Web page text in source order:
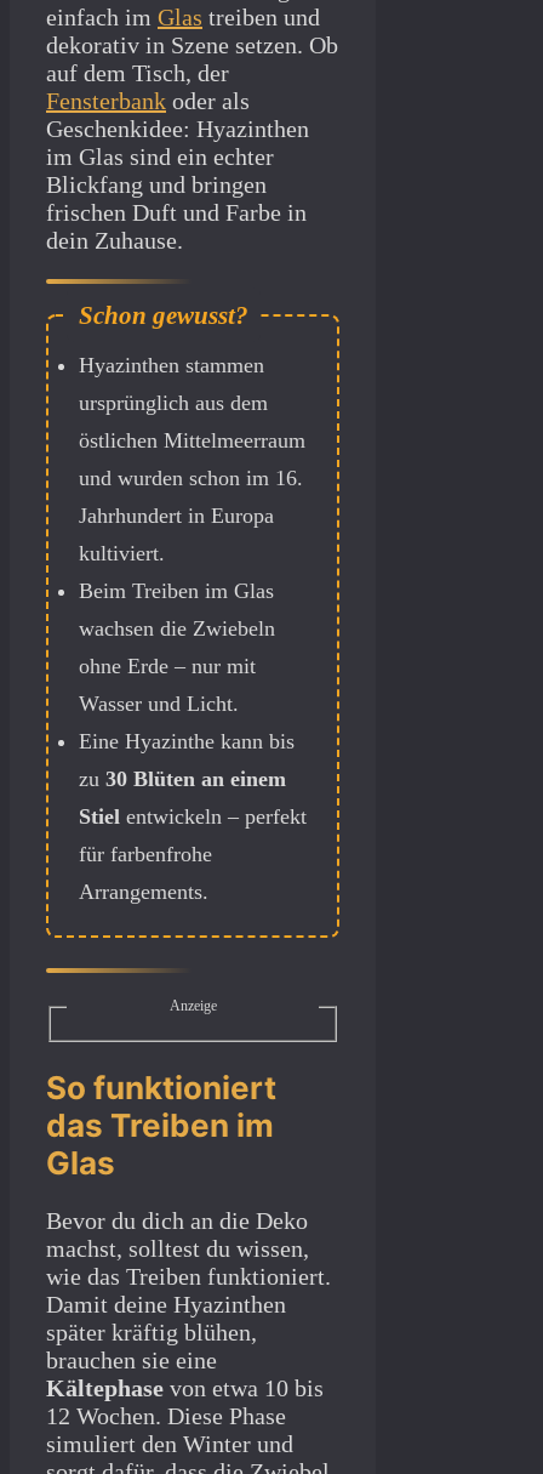
einfach im Glas treiben und
dekorativ in Szene setzen. Ob
auf dem Tisch, der
Fensterbank oder als
Geschenkidee: Hyazinthen
im Glas sind ein echter
Blickfang und bringen
frischen Duft und Farbe in
dein Zuhause.
Hyazinthen stammen
ursprünglich aus dem
östlichen Mittelmeerraum
und wurden schon im 16.
Jahrhundert in Europa
kultiviert.
Beim Treiben im Glas
wachsen die Zwiebeln
ohne Erde – nur mit
Wasser und Licht.
Eine Hyazinthe kann bis
zu 30 Blüten an einem
Stiel entwickeln – perfekt
für farbenfrohe
Arrangements.
Anzeige
So funktioniert
das Treiben im
Glas
Bevor du dich an die Deko
machst, solltest du wissen,
wie das Treiben funktioniert.
Damit deine Hyazinthen
später kräftig blühen,
brauchen sie eine
Kältephase von etwa 10 bis
12 Wochen. Diese Phase
simuliert den Winter und